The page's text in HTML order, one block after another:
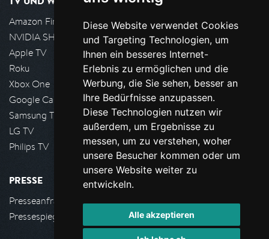
Diese Website verwendet Cookies
und Targeting Technologien, um
Ihnen ein besseres Internet-
Erlebnis zu ermöglichen und die
Werbung, die Sie sehen, besser an
Ihre Bedürfnisse anzupassen.
Diese Technologien nutzen wir
außerdem, um Ergebnisse zu
messen, um zu verstehen, woher
unsere Besucher kommen oder um
unsere Website weiter zu
entwickeln.
Alle akzeptieren
Amazon FireTV
NVIDIA SHIELD, Google TV
Apple TV
Roku
Xbox One
Google Cast
Samsung TV
LG TV
Philips TV
PRESSE
Presseanfrage stellen
Pressespiegel